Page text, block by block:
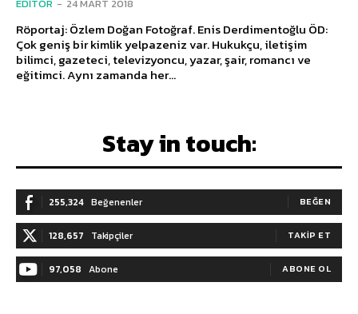
EDITÖR - 24 MART 2018
Röportaj: Özlem Doğan Fotoğraf. Enis Derdimentoğlu ÖD:
Çok geniş bir kimlik yelpazeniz var. Hukukçu, iletişim
bilimci, gazeteci, televizyoncu, yazar, şair, romancı ve
eğitimci. Aynı zamanda her...
Stay in touch:
255,324 Beğenenler BEĞEN
128,657 Takipçiler TAKIP ET
97,058 Abone ABONE OL